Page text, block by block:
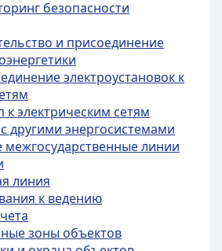
безопасности
и присоединение
электроустановок к
к электрическим сетям
другими энергосистемами
межгосударственные линии
линия
к ведению
зоны объектов